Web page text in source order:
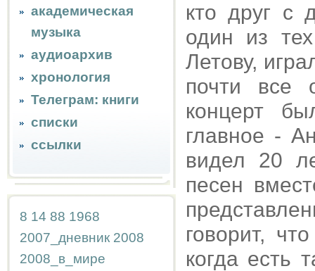
академическая
музыка
аудиоархив
хронология
Телеграм: книги
списки
ссылки
8 14 88 1968
2007_дневник 2008
2008_в_мире
кто друг с
один из
Летову,
почти все
концерт
главное -
видел 20
песен
говорит,
когда есть